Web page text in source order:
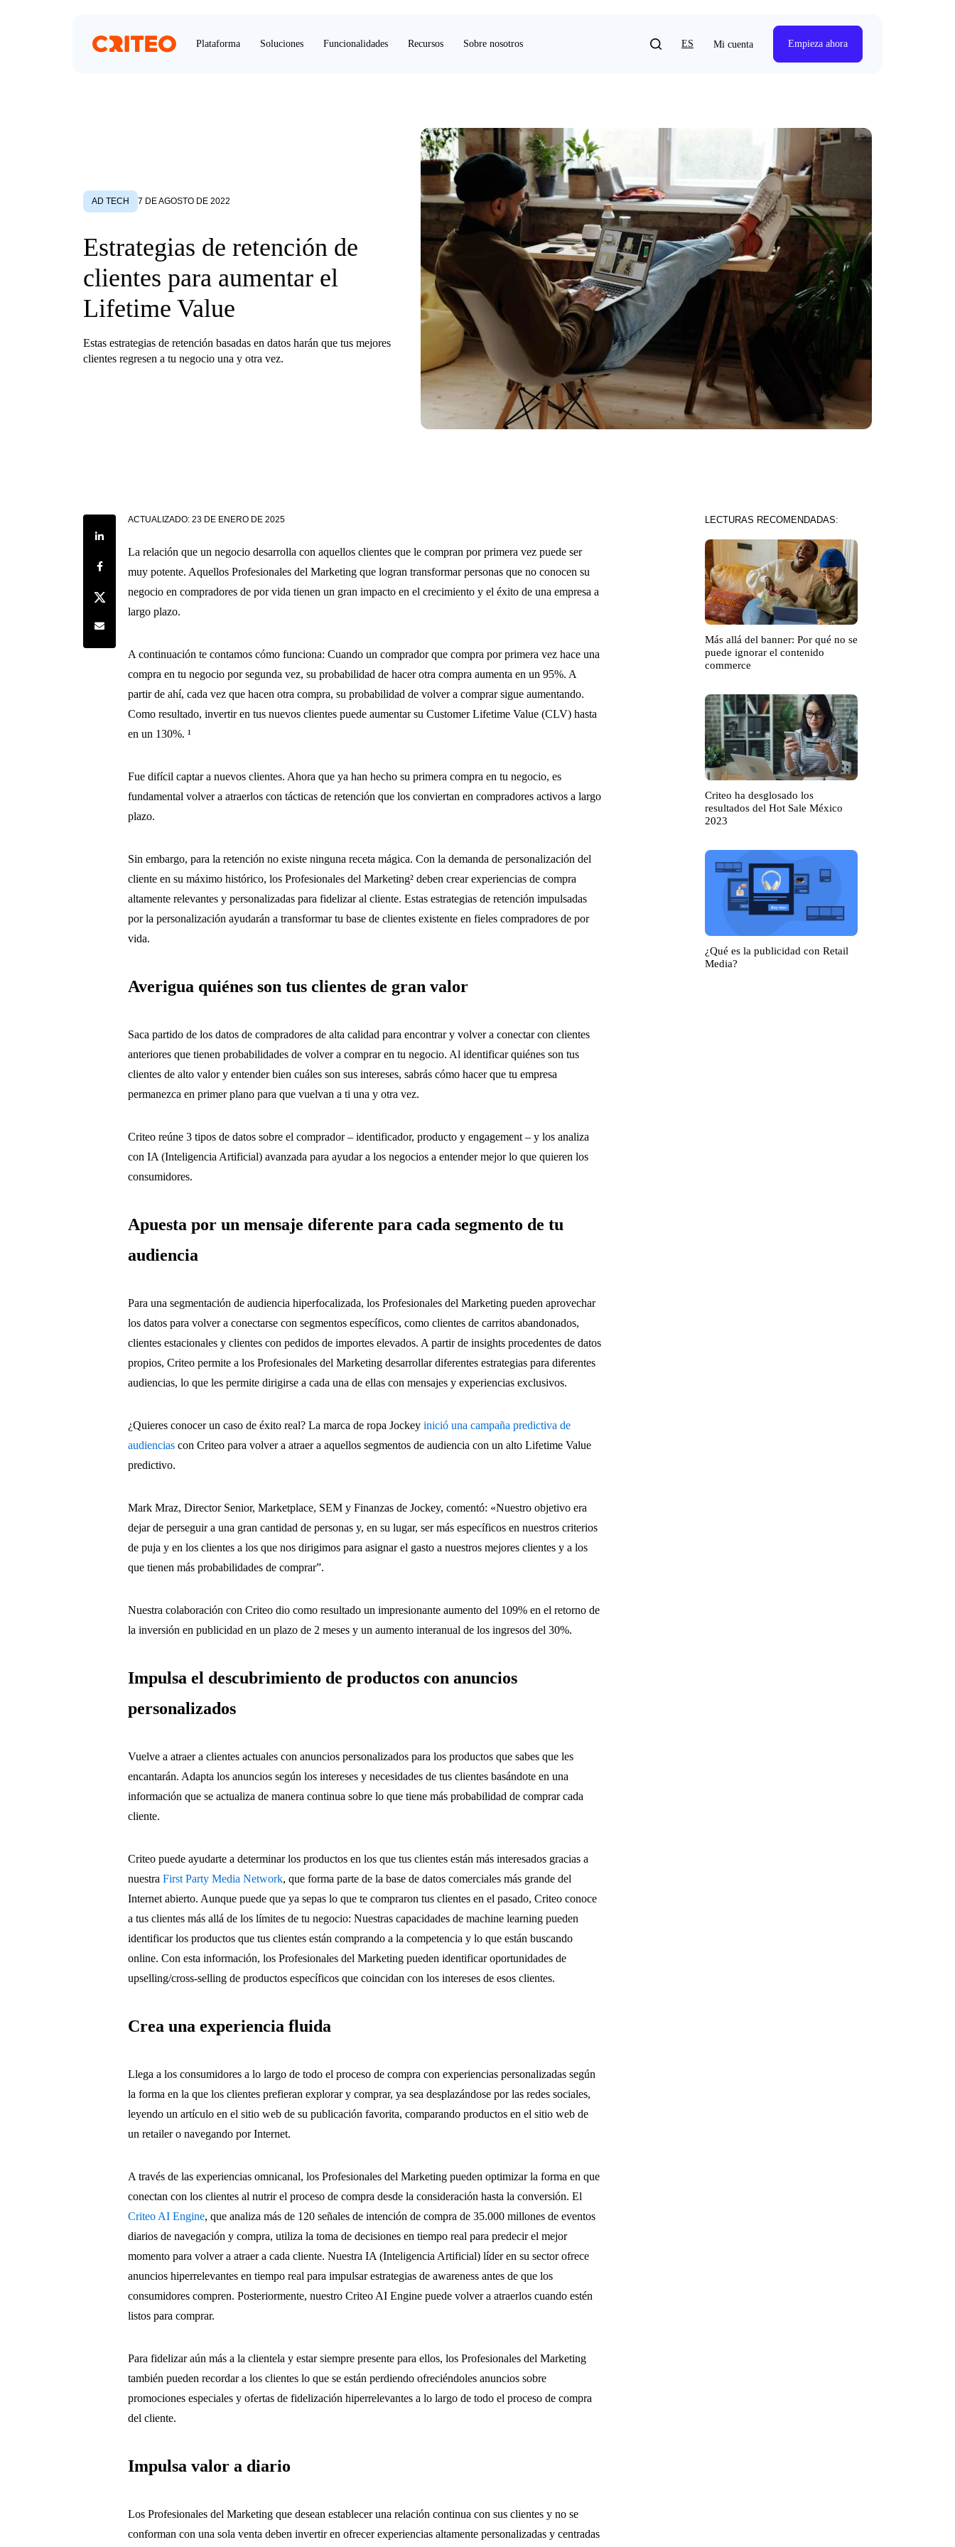
Plataforma Soluciones Funcionalidades Recursos Sobre nosotros ES Mi cuenta Empieza ahora
AD TECH 7 DE AGOSTO DE 2022
Estrategias de retención de
clientes para aumentar el
Lifetime Value
Estas estrategias de retención basadas en datos harán que tus mejores
clientes regresen a tu negocio una y otra vez.
Share on LinkedIn
Share on Facebook
Share on Twitter
Share by e-mail
ACTUALIZADO: 23 DE ENERO DE 2025
La relación que un negocio desarrolla con aquellos clientes que le compran por primera vez puede ser
muy potente. Aquellos Profesionales del Marketing que logran transformar personas que no conocen su
negocio en compradores de por vida tienen un gran impacto en el crecimiento y el éxito de una empresa a
largo plazo.
A continuación te contamos cómo funciona: Cuando un comprador que compra por primera vez hace una
compra en tu negocio por segunda vez, su probabilidad de hacer otra compra aumenta en un 95%. A
partir de ahí, cada vez que hacen otra compra, su probabilidad de volver a comprar sigue aumentando.
Como resultado, invertir en tus nuevos clientes puede aumentar su Customer Lifetime Value (CLV) hasta
en un 130%. ¹
Fue difícil captar a nuevos clientes. Ahora que ya han hecho su primera compra en tu negocio, es
fundamental volver a atraerlos con tácticas de retención que los conviertan en compradores activos a largo
plazo.
Sin embargo, para la retención no existe ninguna receta mágica. Con la demanda de personalización del
cliente en su máximo histórico, los Profesionales del Marketing² deben crear experiencias de compra
altamente relevantes y personalizadas para fidelizar al cliente. Estas estrategias de retención impulsadas
por la personalización ayudarán a transformar tu base de clientes existente en fieles compradores de por
vida.
Averigua quiénes son tus clientes de gran valor
Saca partido de los datos de compradores de alta calidad para encontrar y volver a conectar con clientes
anteriores que tienen probabilidades de volver a comprar en tu negocio. Al identificar quiénes son tus
clientes de alto valor y entender bien cuáles son sus intereses, sabrás cómo hacer que tu empresa
permanezca en primer plano para que vuelvan a ti una y otra vez.
Criteo reúne 3 tipos de datos sobre el comprador – identificador, producto y engagement – y los analiza
con IA (Inteligencia Artificial) avanzada para ayudar a los negocios a entender mejor lo que quieren los
consumidores.
Apuesta por un mensaje diferente para cada segmento de tu
audiencia
Para una segmentación de audiencia hiperfocalizada, los Profesionales del Marketing pueden aprovechar
los datos para volver a conectarse con segmentos específicos, como clientes de carritos abandonados,
clientes estacionales y clientes con pedidos de importes elevados. A partir de insights procedentes de datos
propios, Criteo permite a los Profesionales del Marketing desarrollar diferentes estrategias para diferentes
audiencias, lo que les permite dirigirse a cada una de ellas con mensajes y experiencias exclusivos.
¿Quieres conocer un caso de éxito real? La marca de ropa Jockeyinició una campaña predictiva de
audiencias con Criteo para volver a atraer a aquellos segmentos de audiencia con un alto Lifetime Value
predictivo.
Mark Mraz, Director Senior, Marketplace, SEM y Finanzas de Jockey, comentó: «Nuestro objetivo era
dejar de perseguir a una gran cantidad de personas y, en su lugar, ser más específicos en nuestros criterios
de puja y en los clientes a los que nos dirigimos para asignar el gasto a nuestros mejores clientes y a los
que tienen más probabilidades de comprar”.
Nuestra colaboración con Criteo dio como resultado un impresionante aumento del 109% en el retorno de
la inversión en publicidad en un plazo de 2 meses y un aumento interanual de los ingresos del 30%.
Impulsa el descubrimiento de productos con anuncios
personalizados
Vuelve a atraer a clientes actuales con anuncios personalizados para los productos que sabes que les
encantarán. Adapta los anuncios según los intereses y necesidades de tus clientes basándote en una
información que se actualiza de manera continua sobre lo que tiene más probabilidad de comprar cada
cliente.
Criteo puede ayudarte a determinar los productos en los que tus clientes están más interesados gracias a
nuestraFirst Party Media Network, que forma parte de la base de datos comerciales más grande del
Internet abierto. Aunque puede que ya sepas lo que te compraron tus clientes en el pasado, Criteo conoce
a tus clientes más allá de los límites de tu negocio: Nuestras capacidades de machine learning pueden
identificar los productos que tus clientes están comprando a la competencia y lo que están buscando
online. Con esta información, los Profesionales del Marketing pueden identificar oportunidades de
upselling/cross-selling de productos específicos que coincidan con los intereses de esos clientes.
Crea una experiencia fluida
Llega a los consumidores a lo largo de todo el proceso de compra con experiencias personalizadas según
la forma en la que los clientes prefieran explorar y comprar, ya sea desplazándose por las redes sociales,
leyendo un artículo en el sitio web de su publicación favorita, comparando productos en el sitio web de
un retailer o navegando por Internet.
A través de las experiencias omnicanal, los Profesionales del Marketing pueden optimizar la forma en que
conectan con los clientes al nutrir el proceso de compra desde la consideración hasta la conversión. El
Criteo AI Engine, que analiza más de 120 señales de intención de compra de 35.000 millones de eventos
diarios de navegación y compra, utiliza la toma de decisiones en tiempo real para predecir el mejor
momento para volver a atraer a cada cliente. Nuestra IA (Inteligencia Artificial) líder en su sector ofrece
anuncios hiperrelevantes en tiempo real para impulsar estrategias de awareness antes de que los
consumidores compren. Posteriormente, nuestro Criteo AI Engine puede volver a atraerlos cuando estén
listos para comprar.
Para fidelizar aún más a la clientela y estar siempre presente para ellos, los Profesionales del Marketing
también pueden recordar a los clientes lo que se están perdiendo ofreciéndoles anuncios sobre
promociones especiales y ofertas de fidelización hiperrelevantes a lo largo de todo el proceso de compra
del cliente.
Impulsa valor a diario
Los Profesionales del Marketing que desean establecer una relación continua con sus clientes y no se
conforman con una sola venta deben invertir en ofrecer experiencias altamente personalizadas y centradas
LECTURAS RECOMENDADAS:
Más allá del banner: Por qué no se
puede ignorar el contenido
commerce
Criteo ha desglosado los
resultados del Hot Sale México
2023
¿Qué es la publicidad con Retail
Media?